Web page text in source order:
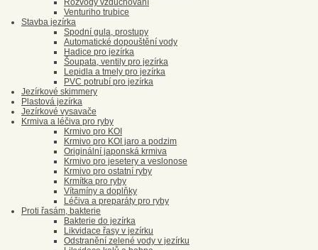
Rozvody vzduchování
Venturiho trubice
Stavba jezírka
Spodní gula, prostupy
Automatické dopouštění vody
Hadice pro jezírka
Šoupata, ventily pro jezírka
Lepidla a tmely pro jezírka
PVC potrubí pro jezírka
Jezírkové skimmery
Plastová jezírka
Jezírkové vysavače
Krmiva a léčiva pro ryby
Krmivo pro KOI
Krmivo pro KOI jaro a podzim
Originální japonská krmiva
Krmivo pro jesetery a veslonose
Krmivo pro ostatní ryby
Krmítka pro ryby
Vítamíny a doplňky
Léčiva a preparáty pro ryby
Proti řasám, bakterie
Bakterie do jezírka
Likvidace řasy v jezírku
Odstranění zelené vody v jezírku